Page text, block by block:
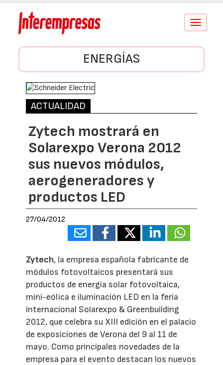
Conmutar
ENERGÍAS
ACTUALIDAD
Zytech mostrará en
Solarexpo Verona 2012
sus nuevos módulos,
aerogeneradores y
productos LED
27/04/2012
Zytech, la empresa española fabricante de
módulos fotovoltaicos presentará sus
productos de energía solar fotovoltaica,
mini-eólica e iluminación LED en la feria
internacional Solarexpo & Greenbuilding
2012, que celebra su XIII edición en el palacio
de exposiciones de Verona del 9 al 11 de
mayo. Como principales novedades de la
empresa para el evento destacan los nuevos